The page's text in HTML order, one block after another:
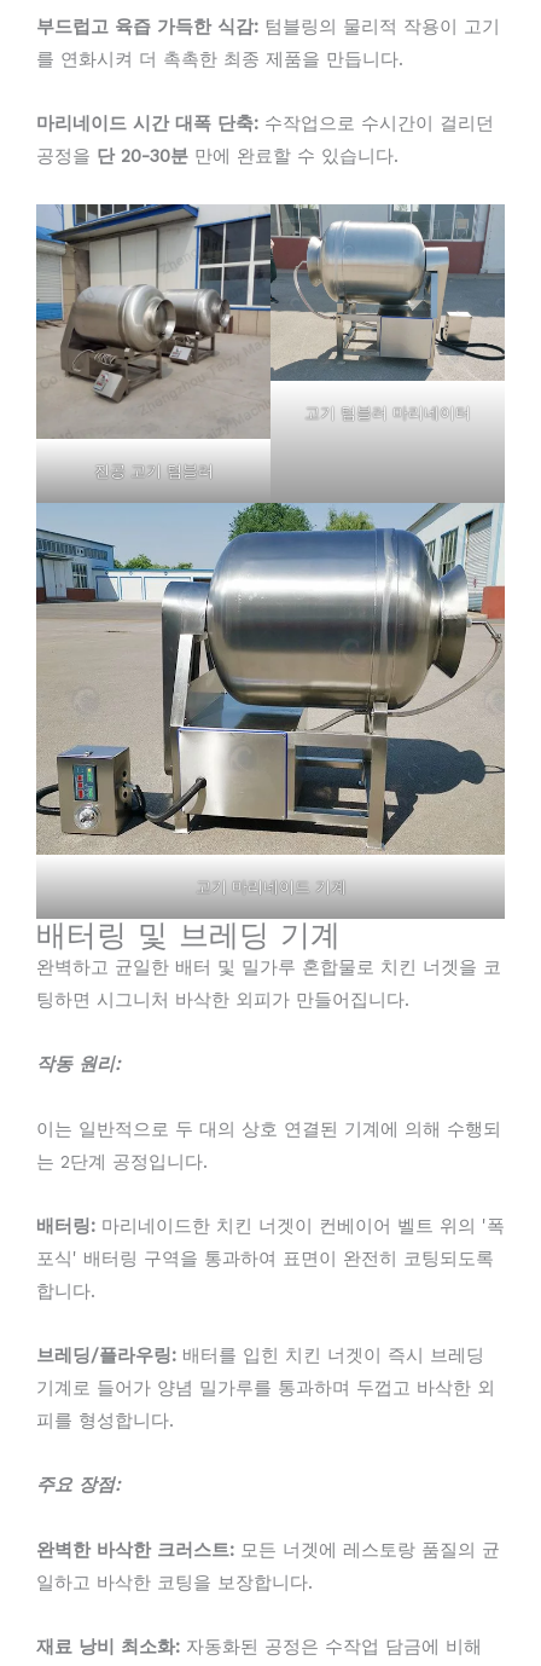
부드럽고 육즙 가득한 식감: 텀블링의 물리적 작용이 고기
를 연화시켜 더 촉촉한 최종 제품을 만듭니다.
마리네이드 시간 대폭 단축: 수작업으로 수시간이 걸리던
공정을 단 20-30분 만에 완료할 수 있습니다.
진공 고기 텀블러
고기 텀블러 마리네이터
고기 마리네이드 기계
배터링 및 브레딩 기계
완벽하고 균일한 배터 및 밀가루 혼합물로 치킨 너겟을 코
팅하면 시그니처 바삭한 외피가 만들어집니다.
작동 원리:
이는 일반적으로 두 대의 상호 연결된 기계에 의해 수행되
는 2단계 공정입니다.
배터링: 마리네이드한 치킨 너겟이 컨베이어 벨트 위의 '폭
포식' 배터링 구역을 통과하여 표면이 완전히 코팅되도록
합니다.
브레딩/플라우링: 배터를 입힌 치킨 너겟이 즉시 브레딩
기계로 들어가 양념 밀가루를 통과하며 두껍고 바삭한 외
피를 형성합니다.
주요 장점:
완벽한 바삭한 크러스트: 모든 너겟에 레스토랑 품질의 균
일하고 바삭한 코팅을 보장합니다.
재료 낭비 최소화: 자동화된 공정은 수작업 담금에 비해